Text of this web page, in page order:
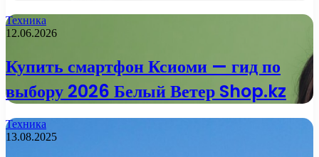
Техника
12.06.2026
Купить смартфон Ксиоми — гид по
выбору 2026 Белый Ветер Shop.kz
Техника
13.08.2025